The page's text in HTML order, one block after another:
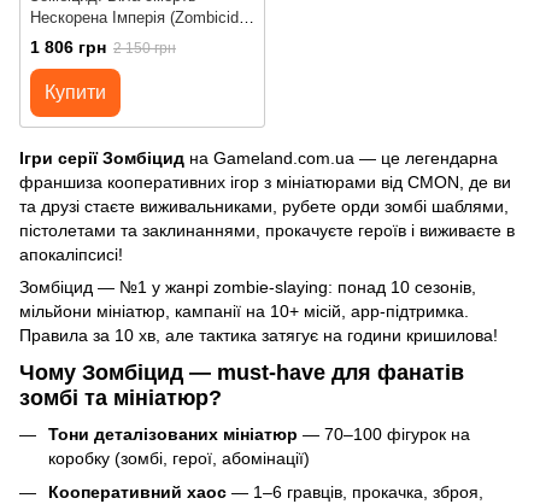
Нескорена Імперія (Zombicide:
White Death – Eternal Empire)
1 806 грн 2 150 грн
Купити
Ігри серії Зомбіцид на Gameland.com.ua — це легендарна
франшиза кооперативних ігор з мініатюрами від CMON, де ви
та друзі стаєте виживальниками, рубете орди зомбі шаблями,
пістолетами та заклинаннями, прокачуєте героїв і виживаєте в
апокаліпсисі!
Зомбіцид — №1 у жанрі zombie-slaying: понад 10 сезонів,
мільйони мініатюр, кампанії на 10+ місій, app-підтримка.
Правила за 10 хв, але тактика затягує на години кришилова!
Чому Зомбіцид — must-have для фанатів
зомбі та мініатюр?
Тони деталізованих мініатюр — 70–100 фігурок на
коробку (зомбі, герої, абомінації)
Кооперативний хаос — 1–6 гравців, прокачка, зброя,